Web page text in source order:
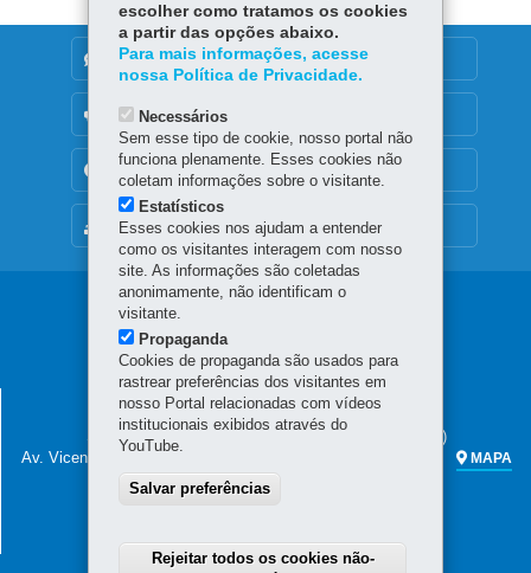
MAPA DO SITE
DENUNCIE CORRUPÇÃO
OUVIDORIA
TRANSPARÊNCIA INSTITUCIONAL
Navegação
principal
SECRETARIA DA FAZENDA
Sede administrativa (não há atendimento ao público)
Av. Vicente Machado, 445 - Centro
MAPA
Atendimento telefônico das 7h às 19h
0800 041 1528(apenas fixo)
escolher como tratamos os cookies
a partir das opções abaixo.
Para mais informações, acesse
nossa Política de Privacidade.
Necessários
Sem esse tipo de cookie, nosso portal não
funciona plenamente. Esses cookies não
coletam informações sobre o visitante.
Estatísticos
Esses cookies nos ajudam a entender
como os visitantes interagem com nosso
site. As informações são coletadas
anonimamente, não identificam o
visitante.
Propaganda
Cookies de propaganda são usados para
rastrear preferências dos visitantes em
nosso Portal relacionadas com vídeos
institucionais exibidos através do
YouTube.
Salvar preferências
Rejeitar todos os cookies não-